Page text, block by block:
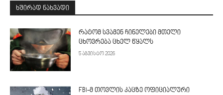
ᲮᲨᲘᲠᲐᲓ ᲜᲐᲮᲕᲐᲓᲘ
რატომ სვამენ ჩინელები მთელი
ცხოვრება ცხელ წყალს
5 აგვისტო 2026
FBI-მ თოვლის კაცზე ოფიციალური